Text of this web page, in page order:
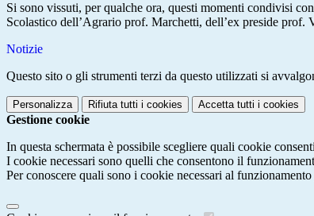
Si sono vissuti, per qualche ora, questi momenti condivisi
Scolastico dell’Agrario prof. Marchetti, dell’ex preside
Notizie
Questo sito o gli strumenti terzi da questo utilizzati si
Personalizza Rifiuta tutti i cookies Accetta tutti i cookies
Gestione cookie
In questa schermata è possibile scegliere quali cookie
I cookie necessari sono quelli che consentono il
Per conoscere quali sono i cookie necessari al